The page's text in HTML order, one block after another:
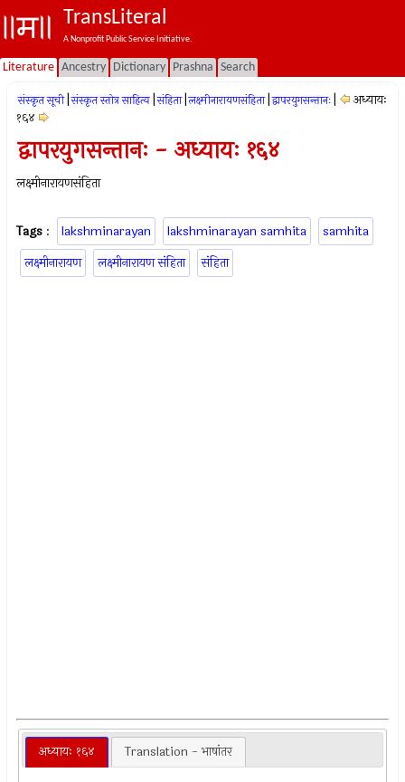
TransLiteral
A Nonprofit Public Service Initiative.
Literature Ancestry Dictionary Prashna Search
संस्कृत सूची संस्कृत स्तोत्र साहित्य संहिता लक्ष्मीनारायणसंहिता द्वापरयुगसन्तानः
अध्यायः
१६४
द्वापरयुगसन्तानः - अध्यायः १६४
लक्ष्मीनारायणसंहिता
Tags : lakshminarayan lakshminarayan samhita
samhita
लक्ष्मीनारायण
लक्ष्मीनारायण संहिता संहिता
अध्यायः १६४ Translation - भाषांतर